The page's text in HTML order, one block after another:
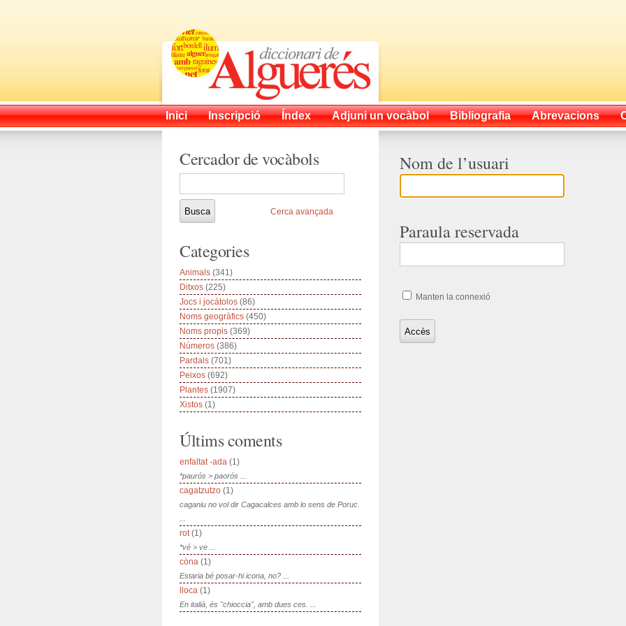
Inici Inscripció Índex Adjuni un vocàbol Bibliografia Abrevacions
Nom de l’usuari
Paraula reservada
Manten la connexió
Cercador de vocàbols
Cerca avançada
Categories
Animals (341)
Ditxos (225)
Jocs i jocàtolos (86)
Noms geogràfics (450)
Noms propis (369)
Números (386)
Pardals (701)
Peixos (692)
Plantes (1907)
Xistos (1)
Últims coments
enfaltat -ada (1)
*paurós > paorós ...
cagatzutzo (1)
caganiu no vol dir Cagacalces amb lo sens de Poruc.
rot(1)
*vé > ve ...
còna (1)
Estaria bé posar-hi icona, no? ...
lloca (1)
En italià, és "chioccia", amb dues ces. ...